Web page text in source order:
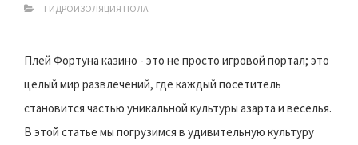
ГИДРОИЗОЛЯЦИЯ ПОЛА
Плей Фортуна казино - это не просто игровой портал; это
целый мир развлечений, где каждый посетитель
становится частью уникальной культуры азарта и веселья.
В этой статье мы погрузимся в удивительную культуру